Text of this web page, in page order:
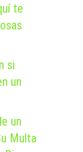
te
si
un
un
Multa